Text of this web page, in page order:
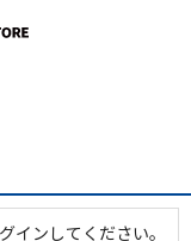
インしてください。